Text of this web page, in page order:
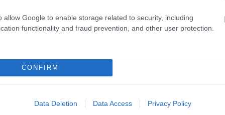
allow Google to enable storage related to security, including
functionality and fraud prevention, and other user protection.
CONFIRM
Data Deletion Data Access Privacy Policy